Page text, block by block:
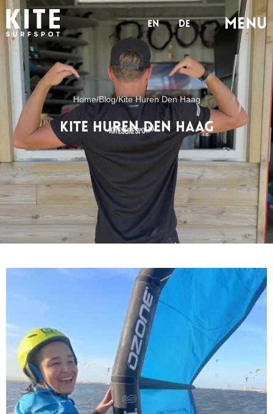
en de MENu
Home/Blog/Kite Huren Den Haag
Kite Huren Den Haag